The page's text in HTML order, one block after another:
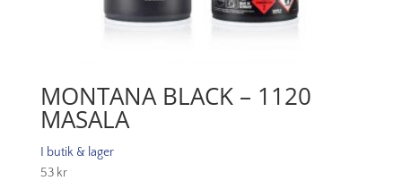
MONTANA BLACK – 1120
MASALA
I butik & lager
53 kr